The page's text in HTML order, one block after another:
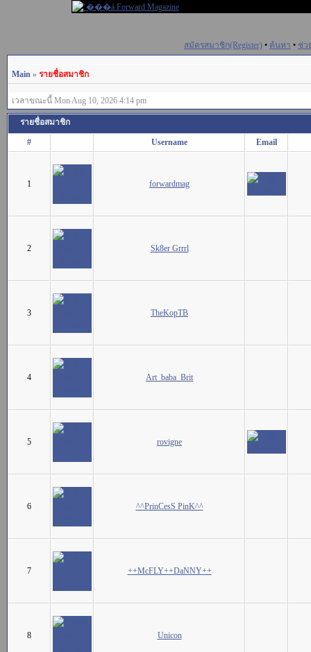
สมัครสมาชิก(Register) • ค้นหา • ช่ว
Main » รายชื่อสมาชิก
เวลาขณะนี้ Mon Aug 10, 2026 4:14 pm
รายชื่อสมาชิก
# Username Email
1 forwardmag
2 Sk8er Grrrl
3 TheKopTB
4 Art_baba_Brit
5 rovigne
6 ^^PrinCesS PinK^^
7 ++McFLY++DaNNY++
8 Unicon